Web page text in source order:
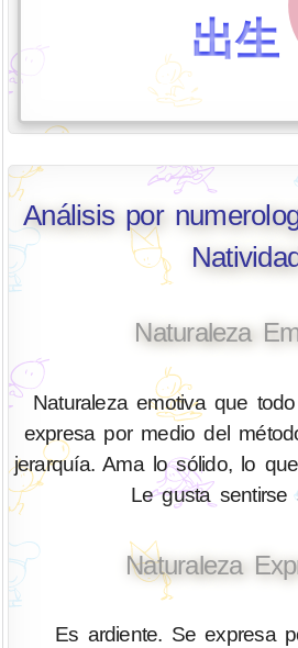
出生
Análisis por
Natividad
Naturaleza
Naturaleza emotiva que
expresa por medio del
jerarquía. Ama lo sólido, lo
Le gusta sentirse
Naturaleza
Es ardiente. Se expresa